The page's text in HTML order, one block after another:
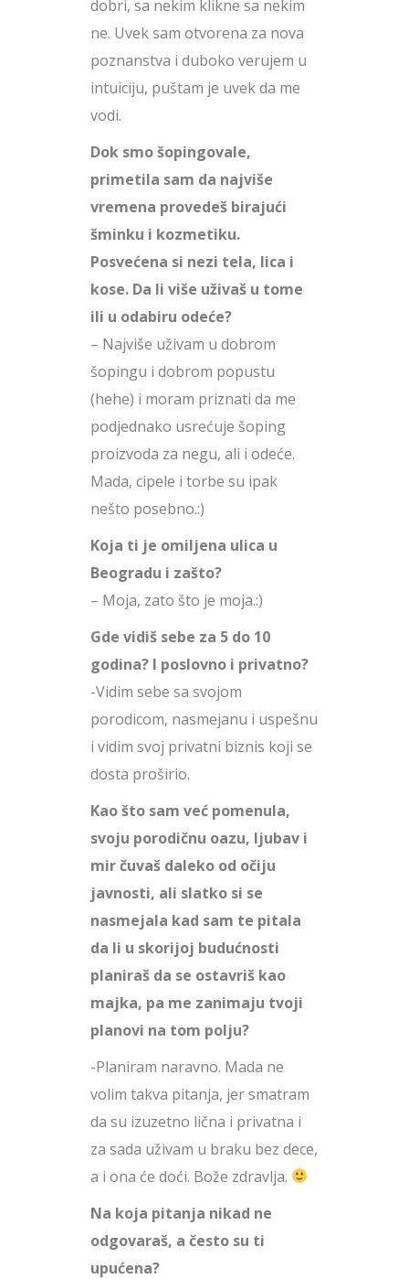
dobri, sa nekim klikne sa nekim
ne. Uvek sam otvorena za nova
poznanstva i duboko verujem u
intuiciju, puštam je uvek da me
vodi.
Dok smo šopingovale,
primetila sam da najviše
vremena provedeš birajući
šminku i kozmetiku.
Posvećena si nezi tela, lica i
kose. Da li više uživaš u tome
ili u odabiru odeće?
– Najviše uživam u dobrom
šopingu i dobrom popustu
(hehe) i moram priznati da me
podjednako usrećuje šoping
proizvoda za negu, ali i odeće.
Mada, cipele i torbe su ipak
nešto posebno.:)
Koja ti je omiljena ulica u
Beogradu i zašto?
– Moja, zato što je moja.:)
Gde vidiš sebe za 5 do 10
godina? I poslovno i privatno?
-Vidim sebe sa svojom
porodicom, nasmejanu i uspešnu
i vidim svoj privatni biznis koji se
dosta proširio.
Kao što sam već pomenula,
svoju porodičnu oazu, ljubav i
mir čuvaš daleko od očiju
javnosti, ali slatko si se
nasmejala kad sam te pitala
da li u skorijoj budućnosti
planiraš da se ostavriš kao
majka, pa me zanimaju tvoji
planovi na tom polju?
-Planiram naravno. Mada ne
volim takva pitanja, jer smatram
da su izuzetno lična i privatna i
za sada uživam u braku bez dece,
a i ona će doći. Bože zdravlja.
Na koja pitanja nikad ne
odgovaraš, a često su ti
upućena?